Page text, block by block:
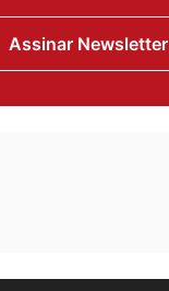
Assinar Newsletter